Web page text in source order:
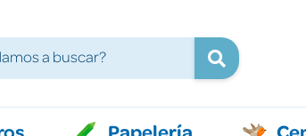
Papelería